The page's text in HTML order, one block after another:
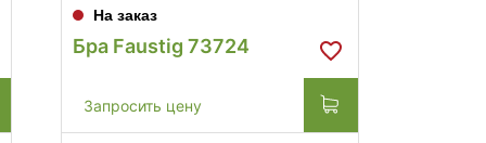
На заказ
Бра Faustig 73724
Запросить цену